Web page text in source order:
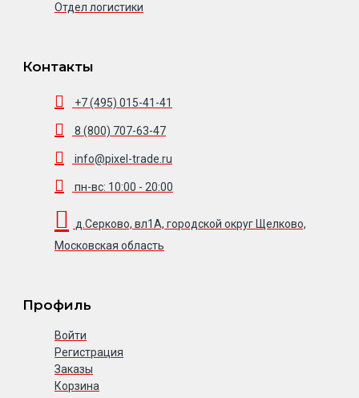
Отдел логистики
Контакты
+7 (495) 015-41-41
8 (800) 707-63-47
info@pixel-trade.ru
пн-вс: 10:00 - 20:00
д.Серково, вл1А, городской округ Щелково,
Московская область
Профиль
Войти
Регистрация
Заказы
Корзина